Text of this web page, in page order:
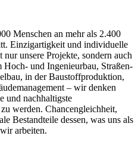
Menschen an mehr als 2.400
Einzigartigkeit und individuelle
unsere Projekte, sondern auch
und Ingenieurbau, Straßen-
in der Baustoffproduktion,
– wir denken
und nachhaltigste
werden. Chancengleichheit,
Bestandteile dessen, was uns als
arbeiten.